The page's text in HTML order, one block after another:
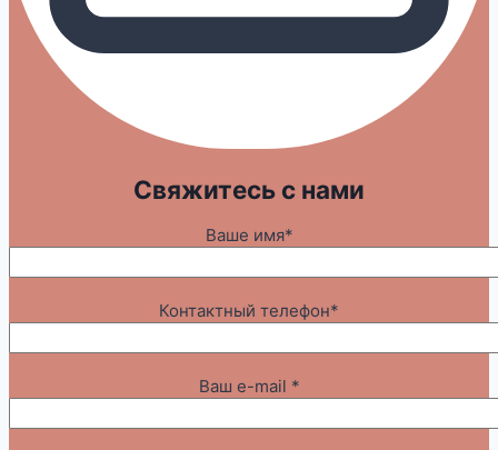
Свяжитесь с нами
Ваше имя*
Контактный телефон*
Ваш e-mail *